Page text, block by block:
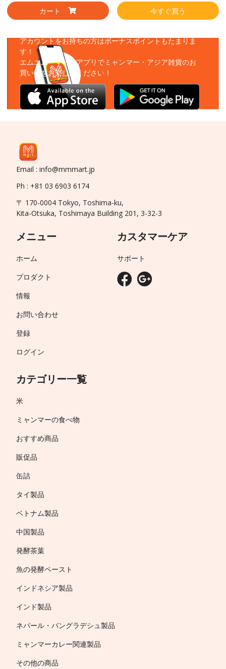
カート 今すぐ買う
アカウントをお持ちの方はボーナスポイントもたまりま
す！
エムエムーマートアプリでミャンマー・アジア雑貨のお
買い物をお楽しみください！
Email : info@mmmart.jp
Ph : +81 03 6903 6174
〒 170-0004 Tokyo, Toshima-ku,
Kita-Otsuka, Toshimaya Building 201, 3-32-3
メニュー
ホーム
プロダクト
情報
お問い合わせ
登録
ログイン
カテゴリー一覧
米
ミャンマーの食べ物
おすすめ商品
販促品
缶詰
タイ製品
ベトナム製品
中国製品
発酵茶葉
魚の発酵ペースト
インドネシア製品
インド製品
ネパール・バングラデシュ製品
ミャンマーカレー関連製品
その他の商品
カスタマーケア
サポート